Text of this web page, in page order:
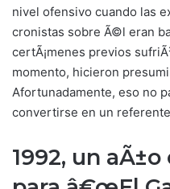
nivel ofensivo cuando las
cronistas sobre Ã©l eran
certÃ¡menes previos
momento, hicieron
Afortunadamente, eso no
convertirse en un
1992, un